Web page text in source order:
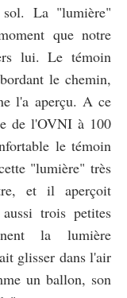
La "lumière"
que notre
lui. Le témoin
le chemin,
l'a aperçu. A ce
de l'OVNI à 100
le témoin
"lumière" très
et il aperçoit
trois petites
la lumière
glisser dans l'air
un ballon, son